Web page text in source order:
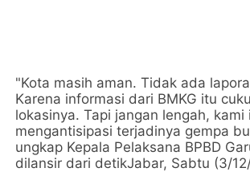
"Kota masih aman. Tidak ada
Karena informasi dari BMKG itu
lokasinya. Tapi jangan lengah,
mengantisipasi terjadinya gempa
ungkap Kepala Pelaksana BPBD
dilansir dari detikJabar, Sabtu (3/